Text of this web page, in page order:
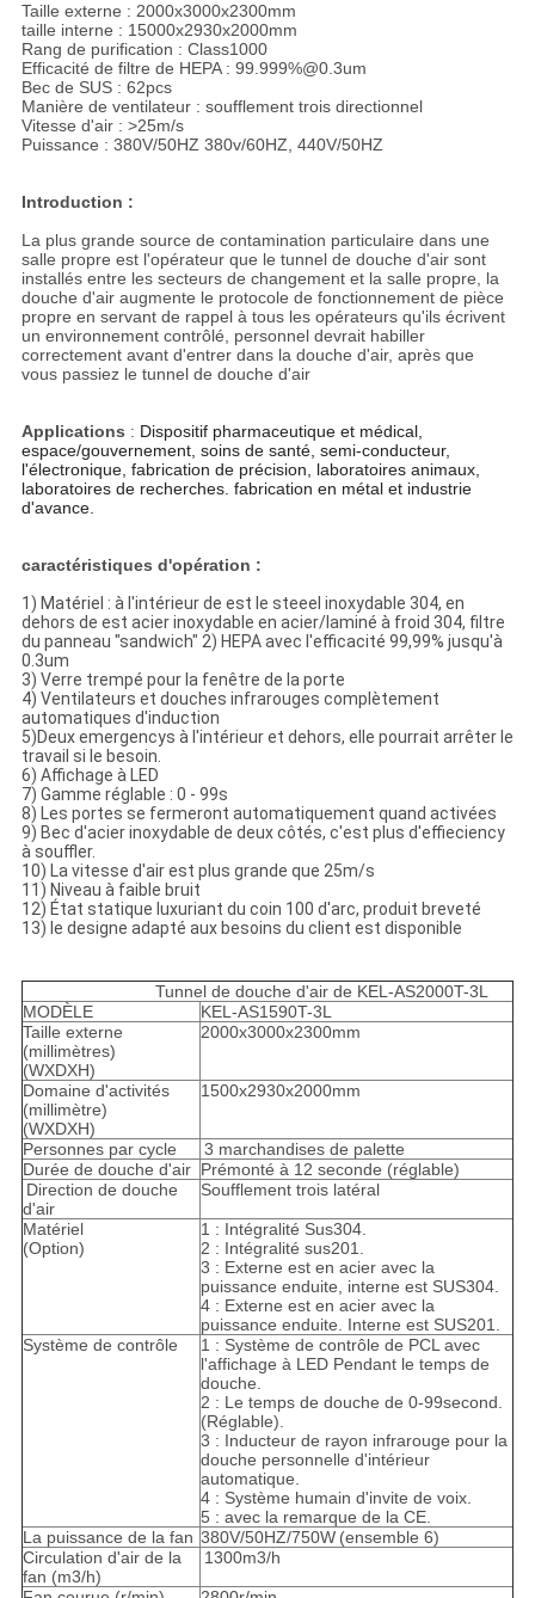
Taille externe : 2000x3000x2300mm
taille interne : 15000x2930x2000mm
Rang de purification : Class1000
Efficacité de filtre de HEPA : 99.999%@0.3um
Bec de SUS : 62pcs
Manière de ventilateur : soufflement trois directionnel
Vitesse d'air : >25m/s
Puissance : 380V/50HZ 380v/60HZ, 440V/50HZ
Introduction :
La plus grande source de contamination particulaire dans une
salle propre est l'opérateur que le tunnel de douche d'air sont
installés entre les secteurs de changement et la salle propre, la
douche d'air augmente le protocole de fonctionnement de pièce
propre en servant de rappel à tous les opérateurs qu'ils écrivent
un environnement contrôlé, personnel devrait habiller
correctement avant d'entrer dans la douche d'air, après que
vous passiez le tunnel de douche d'air
Applications : Dispositif pharmaceutique et médical,
espace/gouvernement, soins de santé, semi-conducteur,
l'électronique, fabrication de précision, laboratoires animaux,
laboratoires de recherches. fabrication en métal et industrie
d'avance.
caractéristiques d'opération :
1) Matériel : à l'intérieur de est le steeel inoxydable 304, en
dehors de est acier inoxydable en acier/laminé à froid 304, filtre
du panneau "sandwich" 2) HEPA avec l'efficacité 99,99% jusqu'à
0.3um
3) Verre trempé pour la fenêtre de la porte
4) Ventilateurs et douches infrarouges complètement
automatiques d'induction
5)Deux emergencys à l'intérieur et dehors, elle pourrait arrêter le
travail si le besoin.
6) Affichage à LED
7) Gamme réglable : 0 - 99s
8) Les portes se fermeront automatiquement quand activées
9) Bec d'acier inoxydable de deux côtés, c'est plus d'effieciency
à souffler.
10) La vitesse d'air est plus grande que 25m/s
11) Niveau à faible bruit
12) État statique luxuriant du coin 100 d'arc, produit breveté
13) le designe adapté aux besoins du client est disponible
Tunnel de douche d'air de KEL-AS2000T-3L
MODÈLE
KEL-AS1590T-3L
Taille externe
(millimètres)
(WXDXH)
2000x3000x2300mm
Domaine d'activités
(millimètre)
(WXDXH)
1500x2930x2000mm
Personnes par cycle
3 marchandises de palette
Durée de douche d'air Prémonté à 12 seconde (réglable)
Direction de douche
d'air
Soufflement trois latéral
Matériel
(Option)
1 : Intégralité Sus304.
2 : Intégralité sus201.
3 : Externe est en acier avec la
puissance enduite, interne est SUS304.
4 : Externe est en acier avec la
puissance enduite. Interne est SUS201.
Système de contrôle
1 : Système de contrôle de PCL avec
l'affichage à LED Pendant le temps de
douche.
2 : Le temps de douche de 0-99second.
(Réglable).
3 : Inducteur de rayon infrarouge pour la
douche personnelle d'intérieur
automatique.
4 : Système humain d'invite de voix.
5 : avec la remarque de la CE.
La puissance de la fan 380V/50HZ/750W (ensemble 6)
Circulation d'air de la
fan (m3/h)
1300m3/h